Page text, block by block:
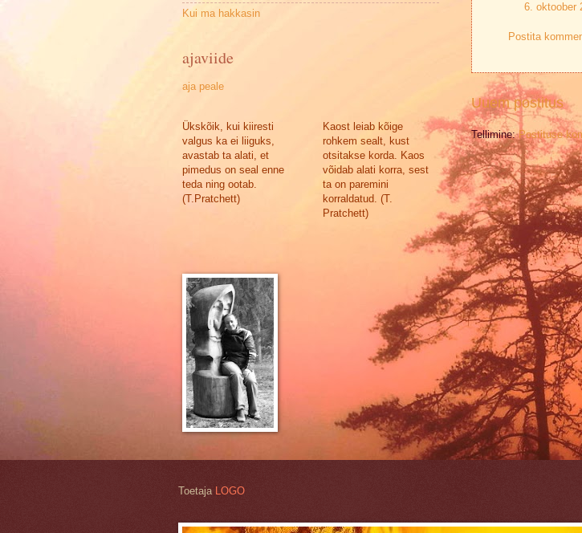
6. oktoober
Postita
Uuem postitus
Tellimine:Postituse
Kui ma hakkasin
ajaviide
aja peale
Ükskõik, kui kiiresti
valgus ka ei liiguks,
avastab ta alati, et
pimedus on seal enne
teda ning ootab.
(T.Pratchett)
Kaost leiab kõige
rohkem sealt, kust
otsitakse korda. Kaos
võidab alati korra, sest
ta on paremini
korraldatud. (T.
Pratchett)
Toetaja LOGO